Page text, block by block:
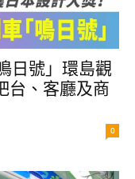
日號」環島觀
台、客廳及商
0